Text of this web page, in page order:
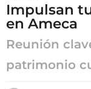
Impulsan
en Ameca
Reunión
patrimonio